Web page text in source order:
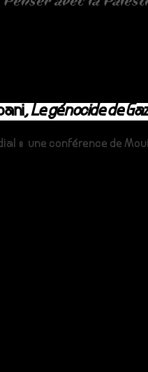
Le génocide de
: une conférence de